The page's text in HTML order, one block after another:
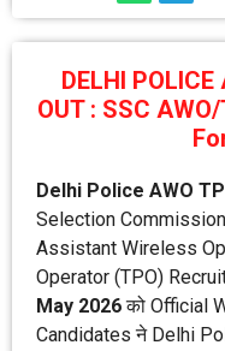
DELHI POLICE
OUT : SSC
Delhi Police AWO
Selection Commission
Assistant Wireless
Operator (TPO)
May 2026को Official
Candidates ने Delhi